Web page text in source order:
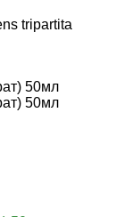
tripartita